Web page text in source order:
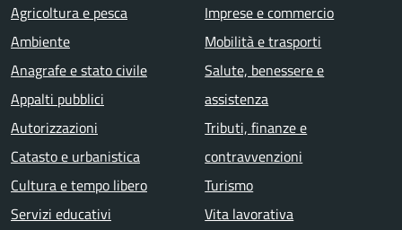
Agricoltura e pesca
Ambiente
Anagrafe e stato civile
Appalti pubblici
Autorizzazioni
Catasto e urbanistica
Cultura e tempo libero
Servizi educativi
Imprese e commercio
Mobilità e trasporti
Salute, benessere e
assistenza
Tributi, finanze e
contravvenzioni
Turismo
Vita lavorativa